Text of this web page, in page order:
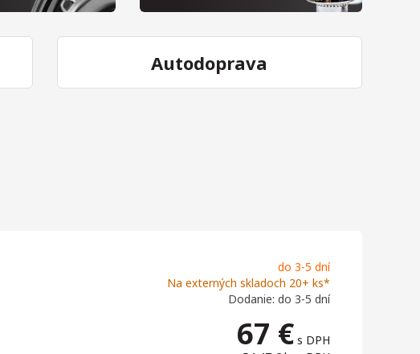
Autodoprava
do 3-5 dní
Na externých skladoch 20+ ks*
Dodanie: do 3-5 dní
67 € s DPH